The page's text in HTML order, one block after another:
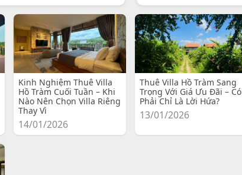
Kinh Nghiệm Thuê Villa
Hồ Tràm Cuối Tuần – Khi
Nào Nên Chọn Villa Riêng
Thay Vì
14/01/2026
Thuê Villa Hồ Tràm Sang
Trọng Với Giá Ưu Đãi – Có
Phải Chỉ Là Lời Hứa?
13/01/2026